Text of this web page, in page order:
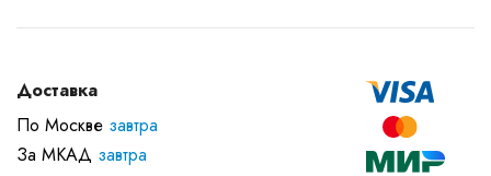
Доставка
По Москве завтра
За МКАД завтра